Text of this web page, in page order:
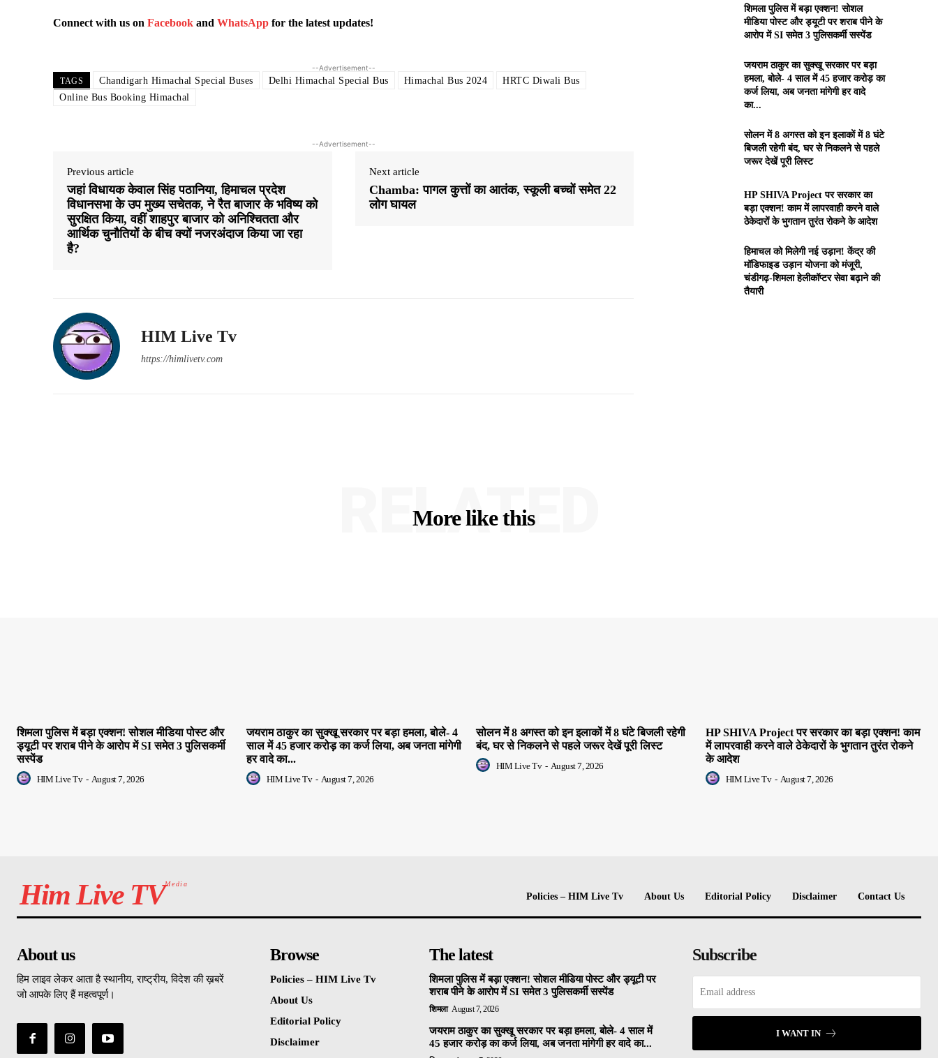
Connect with us on Facebook and WhatsApp for the latest updates!
--Advertisement--
TAGS Chandigarh Himachal Special Buses Delhi Himachal Special Bus Himachal Bus 2024
HRTC Diwali Bus
Online Bus Booking Himachal
--Advertisement--
Previous article
जहां विधायक केवाल सिंह पठानिया, हिमाचल प्रदेश
विधानसभा के उप मुख्य सचेतक, ने रैत बाजार के भविष्य को
सुरक्षित किया, वहीं शाहपुर बाजार को अनिश्चितता और
आर्थिक चुनौतियों के बीच क्यों नजरअंदाज किया जा रहा
है?
Next article
Chamba: पागल कुत्तों का आतंक, स्कूली बच्चों समेत 22
लोग घायल
HIM Live Tv
https://himlivetv.com
शिमला पुलिस में बड़ा एक्शन! सोशल
मीडिया पोस्ट और ड्यूटी पर शराब पीने के
आरोप में SI समेत 3 पुलिसकर्मी सस्पेंड
जयराम ठाकुर का सुक्खू सरकार पर बड़ा
हमला, बोले- 4 साल में 45 हजार करोड़ का
कर्ज लिया, अब जनता मांगेगी हर वादे
का...
सोलन में 8 अगस्त को इन इलाकों में 8 घंटे
बिजली रहेगी बंद, घर से निकलने से पहले
जरूर देखें पूरी लिस्ट
HP SHIVA Project पर सरकार का
बड़ा एक्शन! काम में लापरवाही करने वाले
ठेकेदारों के भुगतान तुरंत रोकने के आदेश
हिमाचल को मिलेगी नई उड़ान! केंद्र की
मॉडिफाइड उड़ान योजना को मंजूरी,
चंडीगढ़-शिमला हेलीकॉप्टर सेवा बढ़ाने की
तैयारी
More like this
RELATED
शिमला पुलिस में बड़ा एक्शन! सोशल मीडिया पोस्ट और
ड्यूटी पर शराब पीने के आरोप में SI समेत 3 पुलिसकर्मी
सस्पेंड
HIM Live Tv - August 7, 2026
जयराम ठाकुर का सुक्खू सरकार पर बड़ा हमला, बोले- 4
साल में 45 हजार करोड़ का कर्ज लिया, अब जनता मांगेगी
हर वादे का...
HIM Live Tv - August 7, 2026
सोलन में 8 अगस्त को इन इलाकों में 8 घंटे बिजली रहेगी
बंद, घर से निकलने से पहले जरूर देखें पूरी लिस्ट
HIM Live Tv - August 7, 2026
HP SHIVA Project पर सरकार का बड़ा एक्शन! काम
में लापरवाही करने वाले ठेकेदारों के भुगतान तुरंत रोकने
के आदेश
HIM Live Tv - August 7, 2026
Him Live TVMedia
Policies – HIM Live Tv About Us Editorial Policy Disclaimer Contact Us
About us
हिम लाइव लेकर आता है स्थानीय, राष्ट्रीय, विदेश की ख़बरें
जो आपके लिए हैं महत्वपूर्ण।
Browse
Policies – HIM Live Tv
About Us
Editorial Policy
Disclaimer
The latest
शिमला पुलिस में बड़ा एक्शन! सोशल मीडिया पोस्ट और ड्यूटी पर
शराब पीने के आरोप में SI समेत 3 पुलिसकर्मी सस्पेंड
शिमला August 7, 2026
जयराम ठाकुर का सुक्खू सरकार पर बड़ा हमला, बोले- 4 साल में
45 हजार करोड़ का कर्ज लिया, अब जनता मांगेगी हर वादे का...
Subscribe
I WANT IN